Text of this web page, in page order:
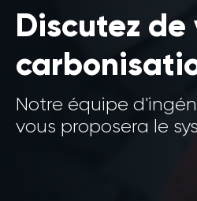
Discutez
Notre équipe
vous proposera le